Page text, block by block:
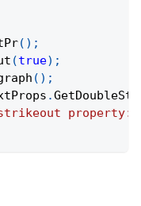
( ) ;
(true) ;
( ) ;
.
strikeout property: